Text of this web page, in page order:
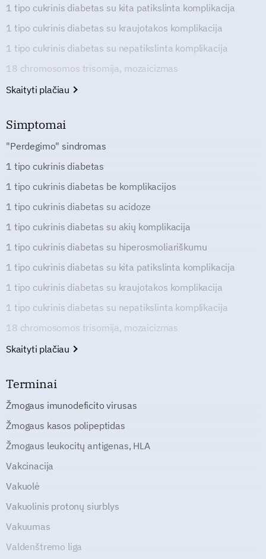
1 tipo cukrinis diabetas su kita patikslinta komplikacija
1 tipo cukrinis diabetas su kraujotakos komplikacija
1 tipo cukrinis diabetas su nepatikslinta komplikacija
18 chromosomos trisomija, mozaicizmas
Skaityti plačiau
Simptomai
"Perdegimo" sindromas
1 tipo cukrinis diabetas
1 tipo cukrinis diabetas be komplikacijos
1 tipo cukrinis diabetas su acidoze
1 tipo cukrinis diabetas su akių komplikacija
1 tipo cukrinis diabetas su hiperosmoliariškumu
1 tipo cukrinis diabetas su kita patikslinta komplikacija
1 tipo cukrinis diabetas su kraujotakos komplikacija
1 tipo cukrinis diabetas su nepatikslinta komplikacija
18 chromosomos trisomija, mozaicizmas
Skaityti plačiau
Terminai
Žmogaus imunodeficito virusas
Žmogaus kasos polipeptidas
Žmogaus leukocitų antigenas, HLA
Vakcinacija
Vakuolė
Vakuolinis protonų siurblys
Vakuumas
Valdenštremo liga